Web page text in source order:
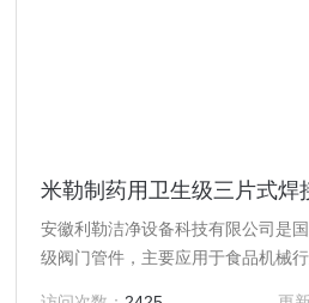
米勒制药用卫生级三片式焊
安徽利勒洁净设备科技有限公司是
级阀门管件，主要应用于食品机械